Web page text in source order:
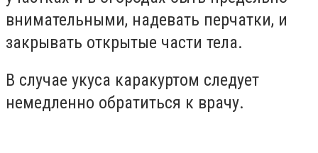
внимательными, надевать перчатки, и
закрывать открытые части тела.
В случае укуса каракуртом следует
немедленно обратиться к врачу.